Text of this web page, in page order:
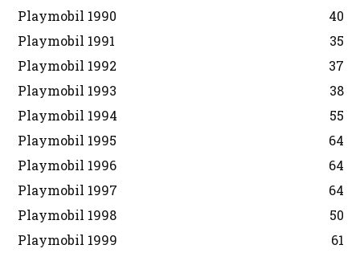
Playmobil 1990
40
Playmobil 1991
35
Playmobil 1992
37
Playmobil 1993
38
Playmobil 1994
55
Playmobil 1995
64
Playmobil 1996
64
Playmobil 1997
64
Playmobil 1998
50
Playmobil 1999
61